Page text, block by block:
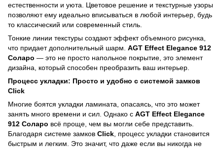
естественности и уюта. Цветовое решение и текстурные узоры
позволяют ему идеально вписываться в любой интерьер, будь
то классический или современный стиль.
Тонкие линии текстуры создают эффект объемного рисунка,
что придает дополнительный шарм. AGT Effect Elegance 912
Соларо — это не просто напольное покрытие, это элемент
дизайна, который способен преобразить ваш интерьер.
Процесс укладки: Просто и удобно с системой замков
Click
Многие боятся укладки ламината, опасаясь, что это может
занять много времени и сил. Однако с AGT Effect Elegance
912 Соларо всё проще, чем вы могли себе представить.
Благодаря системе замков Click, процесс укладки становится
быстрым и легким. Это значит, что даже если вы никогда не